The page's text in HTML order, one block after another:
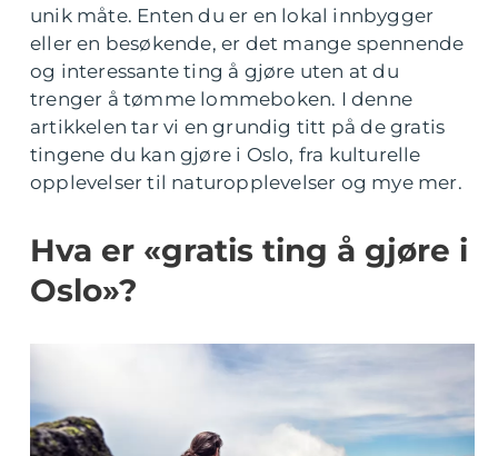
unik måte. Enten du er en lokal innbygger
eller en besøkende, er det mange spennende
og interessante ting å gjøre uten at du
trenger å tømme lommeboken. I denne
artikkelen tar vi en grundig titt på de gratis
tingene du kan gjøre i Oslo, fra kulturelle
opplevelser til naturopplevelser og mye mer.
Hva er «gratis ting å gjøre i
Oslo»?